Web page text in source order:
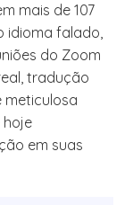
mais de 107
idioma falado,
do Zoom
tradução
meticulosa
hoje
em suas